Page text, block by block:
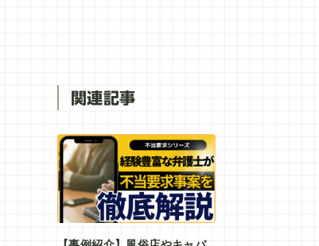
関連記事